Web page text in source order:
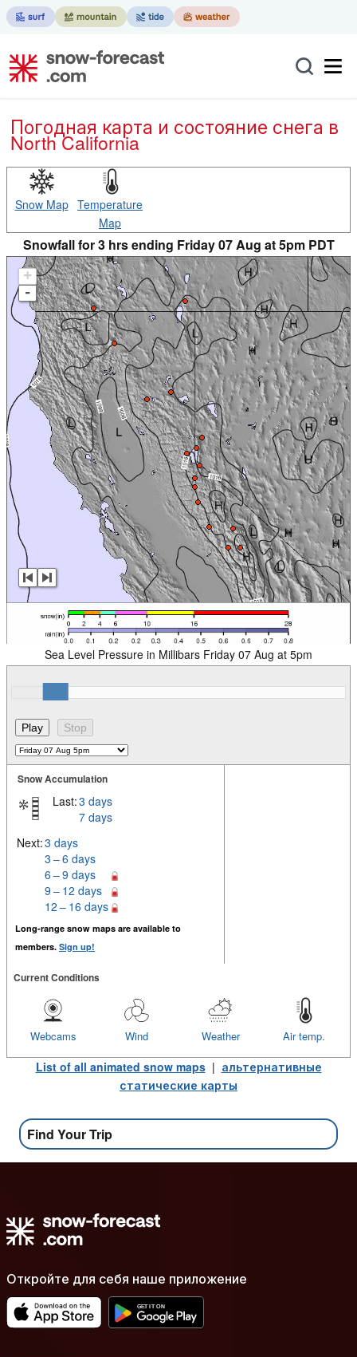
Погодная карта и состояние снега в
North California
Snow Map Temperature
Map
Snowfall for 3 hrs ending Friday 07 Aug at 5pm PDT
+
-
Sea Level Pressure in Millibars Friday 07 Aug at 5pm
Snow Accumulation
Last:3 days
7 days
Next:3 days
3 – 6 days
6 – 9 days
9 – 12 days
12 – 16 days
Long-range snow maps are available to
members. Sign up!
Current Conditions
Air temp.
Weather
Wind
Webcams
List of all animated snow maps| альтернативные
статические карты
Find Your Trip
Откройте для себя наше приложение